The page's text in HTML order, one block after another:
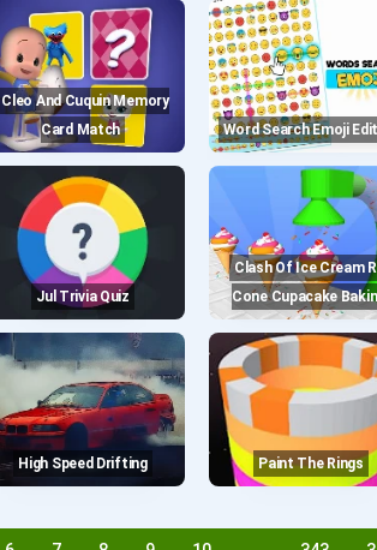
Cleo And Cuquin Memory
Card Match
Word Search Emoji
Jul Trivia Quiz
Clash Of Ice Cream Roll
Cone Cupacake
High Speed Drifting Paint The Rings